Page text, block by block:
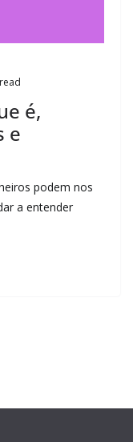
é,
e
podem nos
a entender